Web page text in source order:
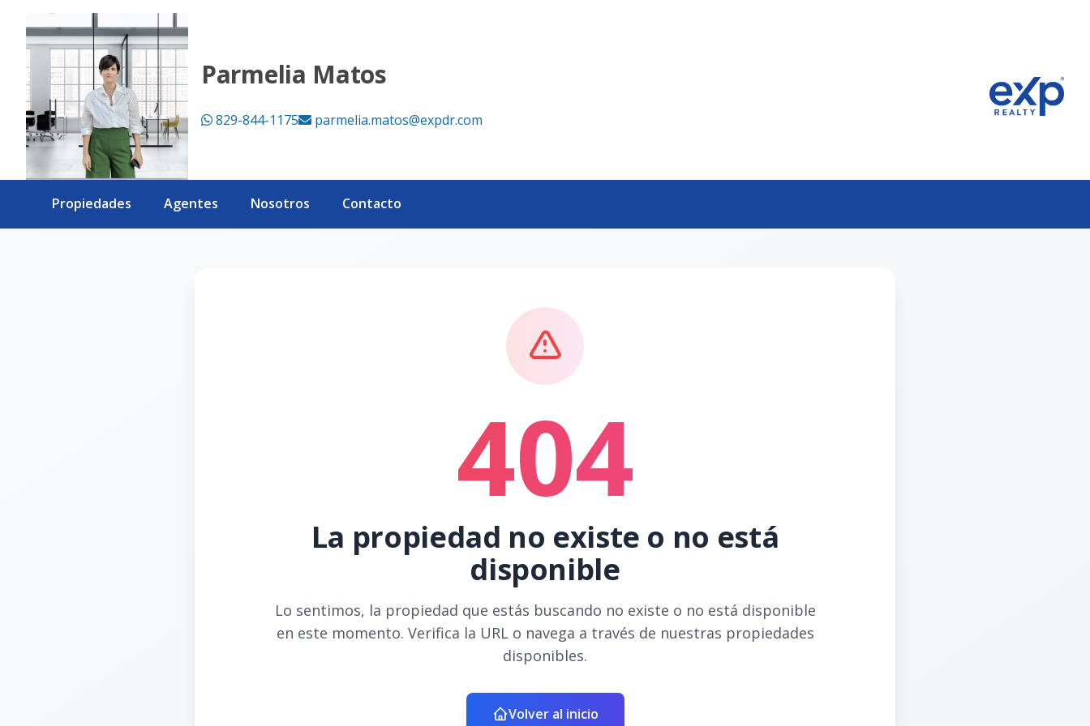
Parmelia Matos
829-844-1175 parmelia.matos@expdr.com
Propiedades Agentes Nosotros Contacto
404
La propiedad no existe o no está
disponible
Lo sentimos, la propiedad que estás buscando no existe o no está disponible
en este momento. Verifica la URL o navega a través de nuestras propiedades
disponibles.
Volver al inicio
Página no encontrada - eXp Realty República Dominicana